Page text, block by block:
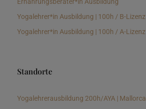
Yogalehrer*in Ausbildung | 100h / B-Lizenz
Yogalehrer*in Ausbildung | 100h / A-Lizenz
Standorte
Yogalehrerausbildung 200h/AYA | Mallorca